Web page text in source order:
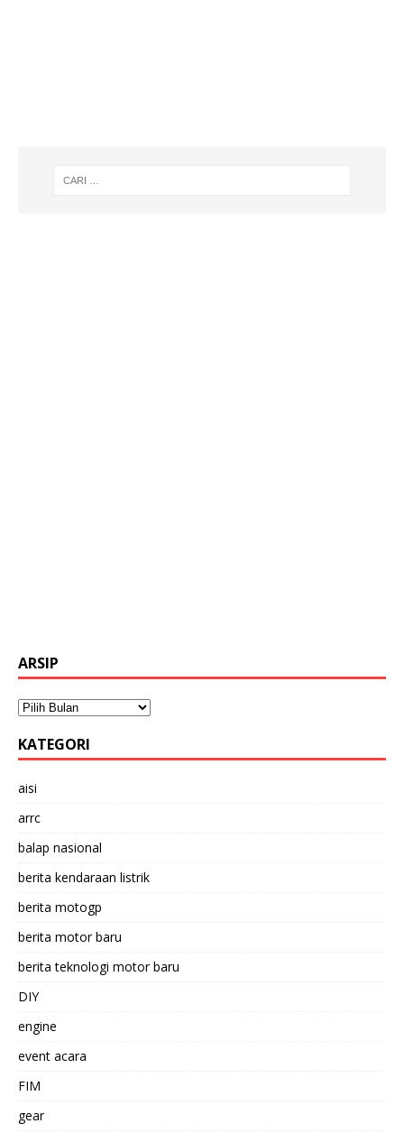
ARSIP
KATEGORI
aisi
arrc
balap nasional
berita kendaraan listrik
berita motogp
berita motor baru
berita teknologi motor baru
DIY
engine
event acara
FIM
gear